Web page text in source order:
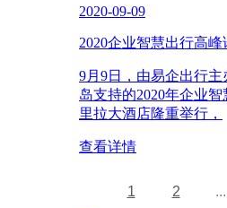
2020-09-09
​2020企业智慧出行高
9月9日，由易企出行
岛支持的2020年企业
里拉大酒店隆重举行，
查看详情
1 2 ...